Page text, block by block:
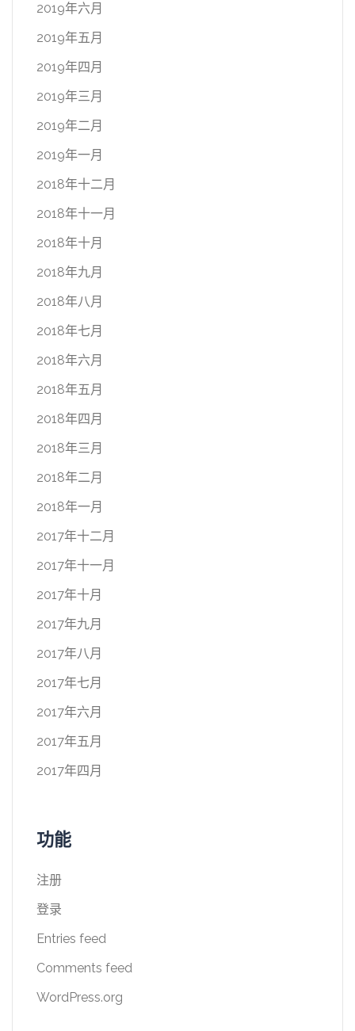
2019年六月
2019年五月
2019年四月
2019年三月
2019年二月
2019年一月
2018年十二月
2018年十一月
2018年十月
2018年九月
2018年八月
2018年七月
2018年六月
2018年五月
2018年四月
2018年三月
2018年二月
2018年一月
2017年十二月
2017年十一月
2017年十月
2017年九月
2017年八月
2017年七月
2017年六月
2017年五月
2017年四月
功能
注册
登录
Entries feed
Comments feed
WordPress.org